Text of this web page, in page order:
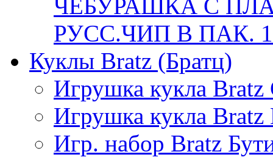
ЧЕБУРАШКА С
РУСС.ЧИП В ПАК.
Куклы Bratz (Братц)
Игрушка кукла
Игрушка кукла
Игр. набор Bratz